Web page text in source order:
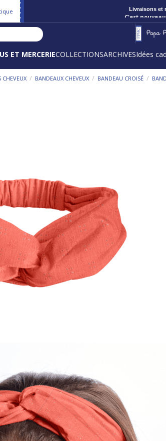
C'est nouveau
ET MERCERIECOLLECTIONSARCHIVESIdées
CHEVEUX / BANDEAUX CHEVEUX / BANDEAU CROISÉ /